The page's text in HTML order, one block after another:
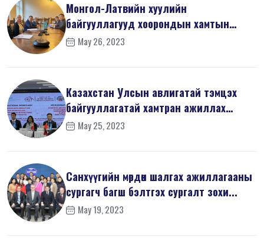
Монгол-Латвийн хуулийн
байгууллагууд хоорондын хамтын
ажиллагаанд ахиц...
May 26, 2023
Казахстан Улсын авлигатай тэмцэх
байгууллагатай хамтран ажиллах
санамж...
May 25, 2023
Санхүүгийн мөрдөн шалгах ажиллагааны
сургагч багш бэлтгэх сургалт зохи...
May 19, 2023